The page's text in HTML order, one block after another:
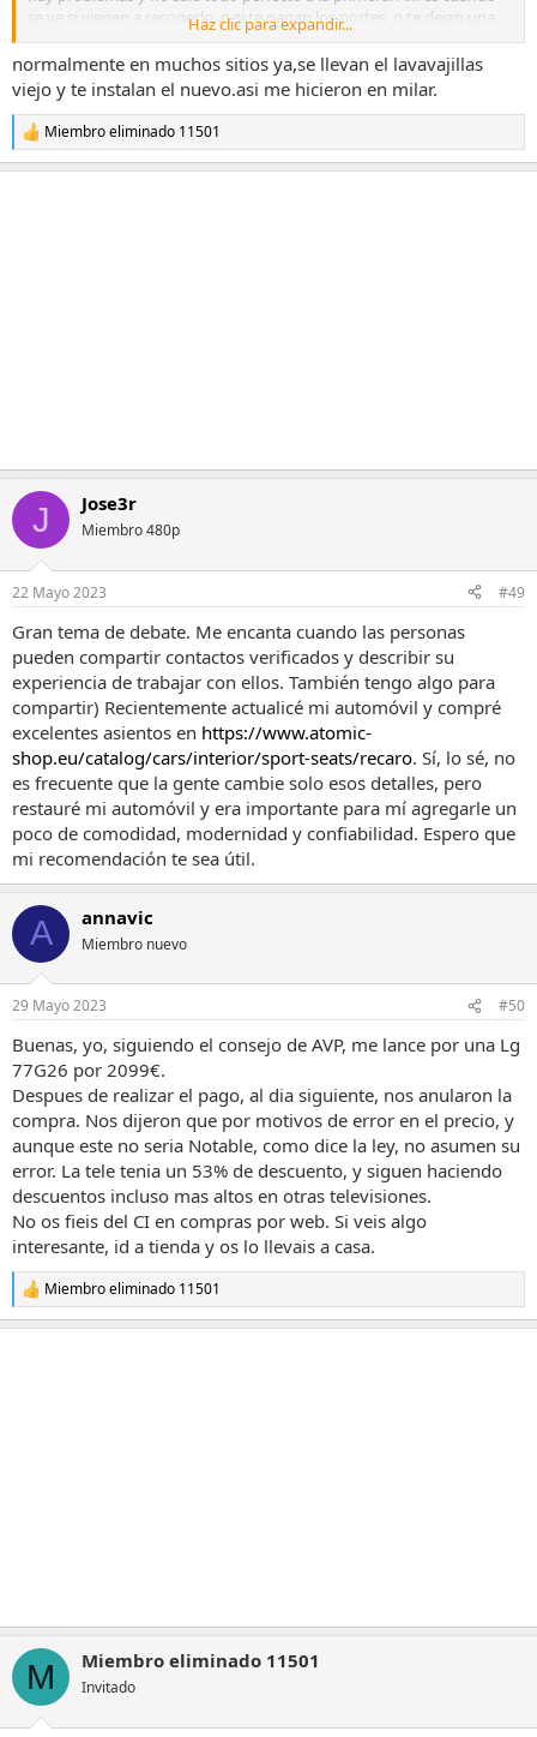
se ve si vienen a recogerlo, o si te pagan los portes, o te dejan una
alternativa como el de exposición hasta que se soluciona el
problema...
Haz clic para expandir...
normalmente en muchos sitios ya,se llevan el lavavajillas
viejo y te instalan el nuevo.asi me hicieron en milar.
R
e
a
Miembro eliminado 11501
J Jose3r
Miembro 480p
22 Mayo 2023 #49
Gran tema de debate. Me encanta cuando las personas
pueden compartir contactos verificados y describir su
experiencia de trabajar con ellos. También tengo algo para
compartir) Recientemente actualicé mi automóvil y compré
excelentes asientos en https://www.atomic-
shop.eu/catalog/cars/interior/sport-seats/recaro. Sí, lo sé, no
es frecuente que la gente cambie solo esos detalles, pero
restauré mi automóvil y era importante para mí agregarle un
poco de comodidad, modernidad y confiabilidad. Espero que
mi recomendación te sea útil.
A annavic
Miembro nuevo
29 Mayo 2023 #50
Buenas, yo, siguiendo el consejo de AVP, me lance por una Lg
77G26 por 2099€.
Despues de realizar el pago, al dia siguiente, nos anularon la
compra. Nos dijeron que por motivos de error en el precio, y
aunque este no seria Notable, como dice la ley, no asumen su
error. La tele tenia un 53% de descuento, y siguen haciendo
descuentos incluso mas altos en otras televisiones.
No os fieis del CI en compras por web. Si veis algo
interesante, id a tienda y os lo llevais a casa.
R
e
a
Miembro eliminado 11501
M Miembro eliminado 11501
Invitado